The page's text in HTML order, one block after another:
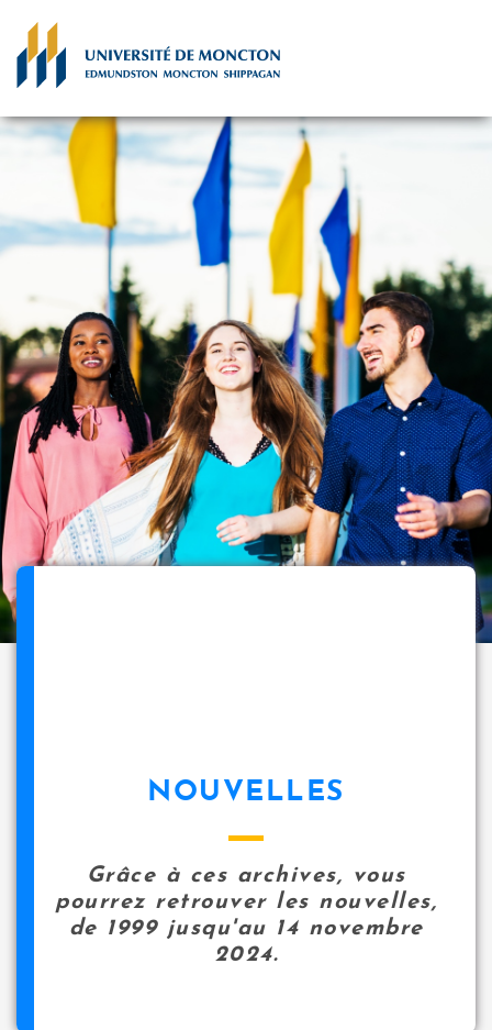
NOUVELLES
Grâce à ces archives, vous
pourrez retrouver les nouvelles,
de 1999 jusqu'au 14 novembre
2024.